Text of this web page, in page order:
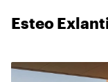
Esteo